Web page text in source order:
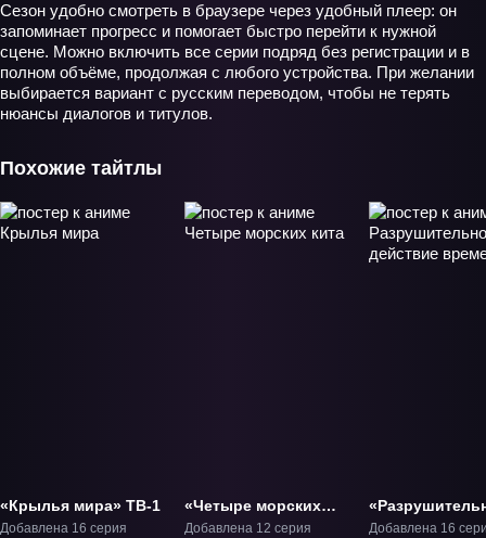
Сезон удобно смотреть в браузере через удобный плеер: он
запоминает прогресс и помогает быстро перейти к нужной
сцене. Можно включить все серии подряд без регистрации и в
полном объёме, продолжая с любого устройства. При желании
выбирается вариант с русским переводом, чтобы не терять
нюансы диалогов и титулов.
Похожие тайтлы
«Крылья мира» ТВ-1
Добавлена 16 серия
«Четыре морских
кита» ТВ-1
Добавлена 12 серия
действие
Добавлена 16